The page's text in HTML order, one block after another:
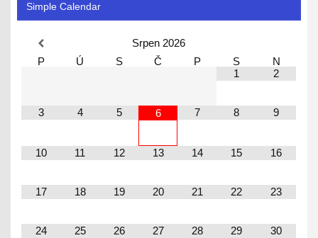
Simple Calendar
Srpen 2026
P
Ú S Č P S
N
1
2
3 4 5 6 7 8 9
10 11 12 13 14 15 16
17 18 19 20 21 22 23
24 25 26 27 28 29 30